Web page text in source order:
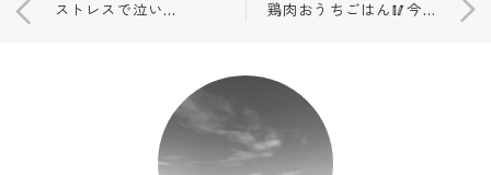
ストレスで泣いてた日々🌿開封の儀。 鶏肉おうちごはん🥢今日の１日⛵️